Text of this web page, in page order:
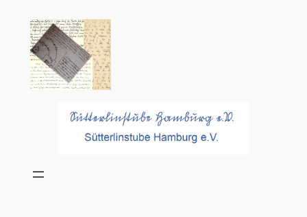
Inhalt
springen